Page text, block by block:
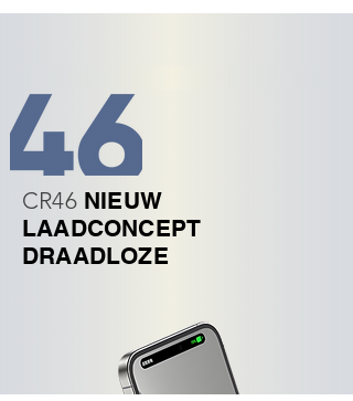
CR46 NIEUW
LAADCONCEPT
DRAADLOZE